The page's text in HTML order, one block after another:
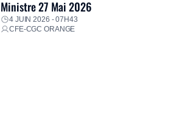
Ministre 27 Mai 2026
4 JUIN 2026 - 07H43
CFE-CGC ORANGE